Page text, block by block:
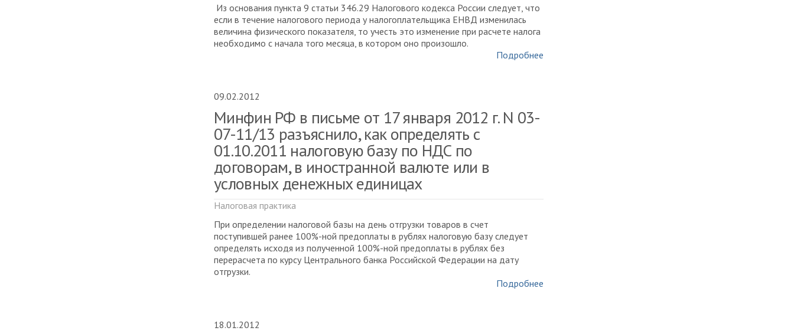
Из основания пункта 9 статьи 346.29 Налогового кодекса России следует, что
если в течение налогового периода у налогоплательщика ЕНВД изменилась
величина физического показателя, то учесть это изменение при расчете налога
необходимо с начала того месяца, в котором оно произошло.
Подробнее
09.02.2012
Минфин РФ в письме от 17 января 2012 г. N 03-
07-11/13 разъяснило, как определять с
01.10.2011 налоговую базу по НДС по
договорам, в иностранной валюте или в
условных денежных единицах
Налоговая практика
При определении налоговой базы на день отгрузки товаров в счет
поступившей ранее 100%-ной предоплаты в рублях налоговую базу следует
определять исходя из полученной 100%-ной предоплаты в рублях без
перерасчета по курсу Центрального банка Российской Федерации на дату
отгрузки.
Подробнее
18.01.2012